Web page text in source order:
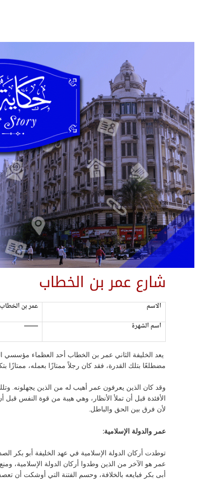
شارع عمر بن الخطاب
الاسم
عمر بن الخطاب
اسم الشهرة
——
يعد الخليفة الثاني عمر بن الخطاب أحد العظماء مؤسسي
مضطلعًا بتلك القدرة، فقد كان رجلاً ممتازًا بعمله،
وقد كان الذين يعرفون عمر أهيب له من الذين يجهلونه.
الأفئدة قبل أن تملأ الأنظار، وهي هيبة من قوة النفس
لأن فرق بين الحق والباطل.
عمر والدولة الإسلامية:
توطدت أركان الدولة الإسلامية في عهد الخليفة أبو بكر
عمر هو الآخر من الذين وطدوا أركان الدولة
أبى بكر فبايعه بالخلافة، وحسم الفتنة التي أوشكت أن